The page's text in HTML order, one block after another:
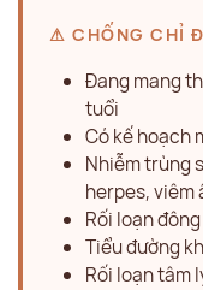
⚠ CHỐNG CHỈ
Đang mang
tuổi
Có kế hoạch
Nhiễm trùng
herpes, viêm
Rối loạn
Tiểu đường
Rối loạn tâm